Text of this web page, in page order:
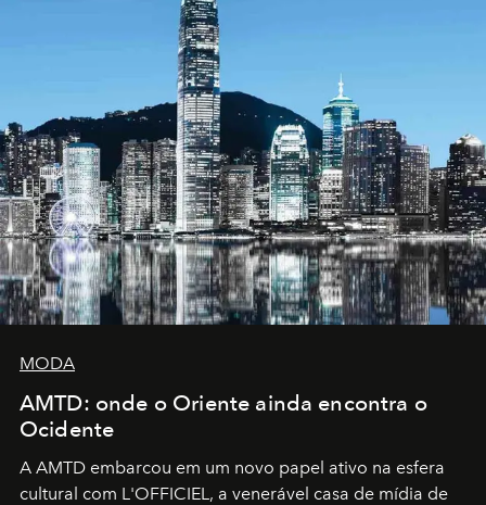
MODA
AMTD: onde o Oriente ainda encontra o
Ocidente
A AMTD embarcou em um novo papel ativo na esfera
cultural com L'OFFICIEL, a venerável casa de mídia de